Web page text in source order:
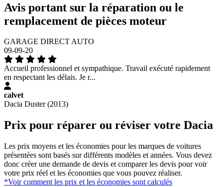
Avis portant sur la réparation ou le
remplacement de pièces moteur
GARAGE DIRECT AUTO
09-09-20
Accueil professionnel et sympathique. Travail exécuté rapidement
en respectant les délais. Je r...
calvet
Dacia Duster (2013)
Prix pour réparer ou réviser votre Dacia
Les prix moyens et les économies pour les marques de voitures
présentées sont basés sur différents modèles et années. Vous devez
donc créer une demande de devis et comparer les devis pour voir
votre prix réel et les économies que vous pouvez réaliser.
*Voir comment les prix et les économies sont calculés